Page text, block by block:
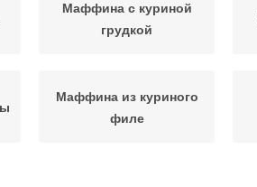
Маффина с куриной
грудкой
Маффина из куриного
филе